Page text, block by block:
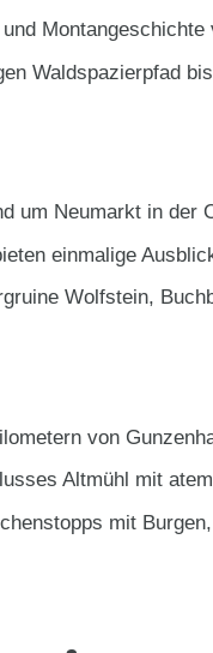
Montangeschichte
Waldspazierpfad
um Neumarkt in der
einmalige
Wolfstein,
von
Altmühl mit
mit